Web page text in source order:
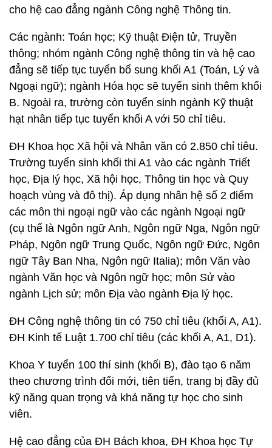
cho hệ cao đẳng ngành Công nghệ Thông tin.
Các ngành: Toán học; Kỹ thuật Điện tử, Truyền
thông; nhóm ngành Công nghệ thông tin và hệ cao
đẳng sẽ tiếp tục tuyển bổ sung khối A1 (Toán, Lý và
Ngoại ngữ); ngành Hóa học sẽ tuyển sinh thêm khối
B. Ngoài ra, trường còn tuyển sinh ngành Kỹ thuật
hạt nhân tiếp tục tuyển khối A với 50 chỉ tiêu.
ĐH Khoa học Xã hội và Nhân văn có 2.850 chỉ tiêu.
Trường tuyển sinh khối thi A1 vào các ngành Triết
học, Địa lý học, Xã hội học, Thông tin học và Quy
hoạch vùng và đô thị). Áp dụng nhân hệ số 2 điểm
các môn thi ngoại ngữ vào các ngành Ngoại ngữ
(cụ thể là Ngôn ngữ Anh, Ngôn ngữ Nga, Ngôn ngữ
Pháp, Ngôn ngữ Trung Quốc, Ngôn ngữ Đức, Ngôn
ngữ Tây Ban Nha, Ngôn ngữ Italia); môn Văn vào
ngành Văn học và Ngôn ngữ học; môn Sử vào
ngành Lịch sử; môn Địa vào ngành Địa lý học.
ĐH Công nghệ thông tin có 750 chỉ tiêu (khối A, A1).
ĐH Kinh tế Luật 1.700 chỉ tiêu (các khối A, A1, D1).
Khoa Y tuyển 100 thí sinh (khối B), đào tạo 6 năm
theo chương trình đổi mới, tiên tiến, trang bị đầy đủ
kỹ năng quan trọng và khả năng tự học cho sinh
viên.
Hệ cao đẳng của ĐH Bách khoa, ĐH Khoa học Tự